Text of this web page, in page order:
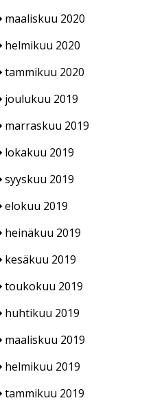
maaliskuu 2020
helmikuu 2020
tammikuu 2020
joulukuu 2019
marraskuu 2019
lokakuu 2019
syyskuu 2019
elokuu 2019
heinäkuu 2019
kesäkuu 2019
toukokuu 2019
huhtikuu 2019
maaliskuu 2019
helmikuu 2019
tammikuu 2019